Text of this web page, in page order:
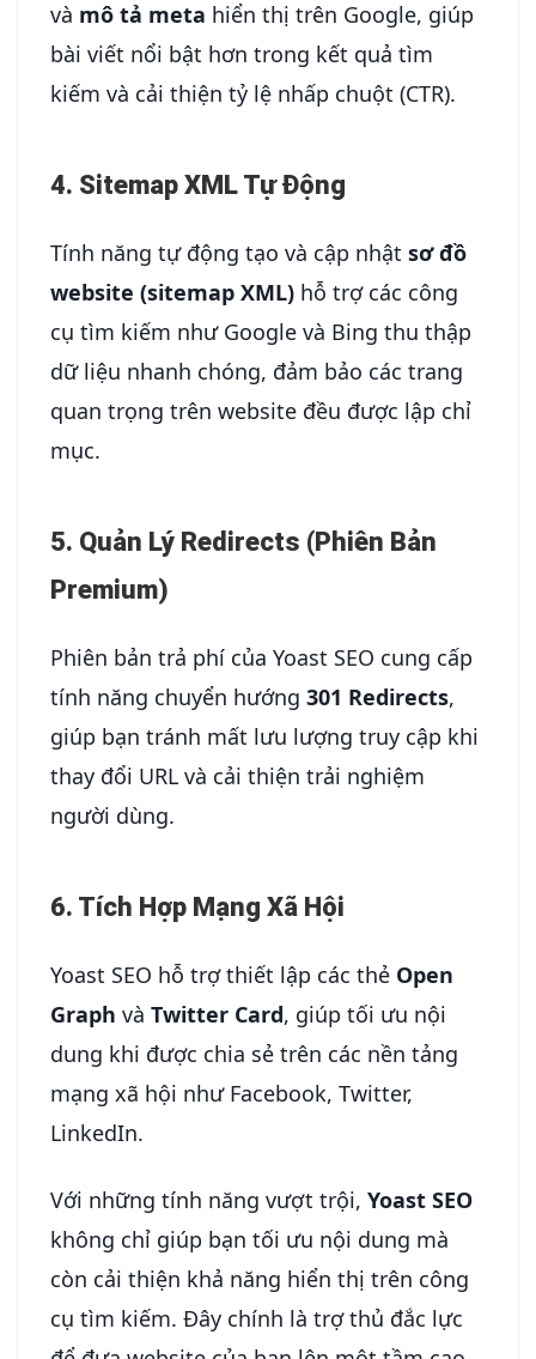
và mô tả meta hiển thị trên Google, giúp
bài viết nổi bật hơn trong kết quả tìm
kiếm và cải thiện tỷ lệ nhấp chuột (CTR).
4. Sitemap XML Tự Động
Tính năng tự động tạo và cập nhật sơ đồ
website (sitemap XML) hỗ trợ các công
cụ tìm kiếm như Google và Bing thu thập
dữ liệu nhanh chóng, đảm bảo các trang
quan trọng trên website đều được lập chỉ
mục.
5. Quản Lý Redirects (Phiên Bản
Premium)
Phiên bản trả phí của Yoast SEO cung cấp
tính năng chuyển hướng 301 Redirects,
giúp bạn tránh mất lưu lượng truy cập khi
thay đổi URL và cải thiện trải nghiệm
người dùng.
6. Tích Hợp Mạng Xã Hội
Yoast SEO hỗ trợ thiết lập các thẻ Open
Graph và Twitter Card, giúp tối ưu nội
dung khi được chia sẻ trên các nền tảng
mạng xã hội như Facebook, Twitter,
LinkedIn.
Với những tính năng vượt trội, Yoast SEO
không chỉ giúp bạn tối ưu nội dung mà
còn cải thiện khả năng hiển thị trên công
cụ tìm kiếm. Đây chính là trợ thủ đắc lực